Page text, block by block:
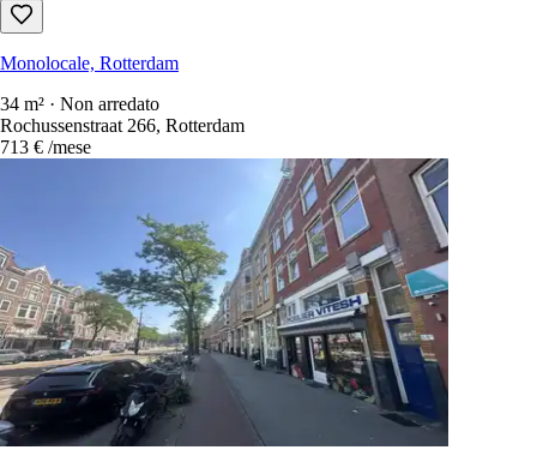
Monolocale, Rotterdam
34 m² · Non arredato
Rochussenstraat 266, Rotterdam
713 € /mese